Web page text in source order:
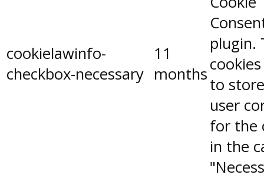
cookielawinfo-
checkbox-necessary
11
months
plugin.
to
user
for the
in the